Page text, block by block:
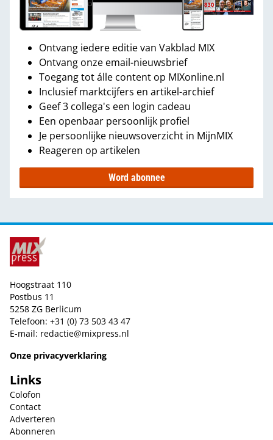
Ontvang iedere editie van Vakblad MIX
Ontvang onze email-nieuwsbrief
Toegang tot álle content op MIXonline.nl
Inclusief marktcijfers en artikel-archief
Geef 3 collega's een login cadeau
Een openbaar persoonlijk profiel
Je persoonlijke nieuwsoverzicht in MijnMIX
Reageren op artikelen
Word abonnee
Hoogstraat 110
Postbus 11
5258 ZG Berlicum
Telefoon: +31 (0) 73 503 43 47
E-mail: redactie@mixpress.nl
Onze privacyverklaring
Links
Colofon
Contact
Adverteren
Abonneren